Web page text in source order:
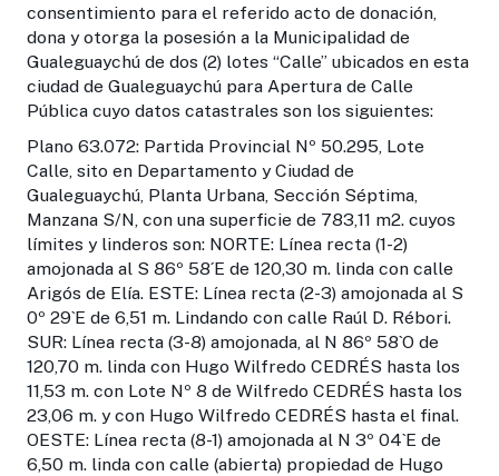
consentimiento para el referido acto de donación,
dona y otorga la posesión a la Municipalidad de
Gualeguaychú de dos (2) lotes “Calle” ubicados en esta
ciudad de Gualeguaychú para Apertura de Calle
Pública cuyo datos catastrales son los siguientes:
Plano 63.072: Partida Provincial Nº 50.295, Lote
Calle, sito en Departamento y Ciudad de
Gualeguaychú, Planta Urbana, Sección Séptima,
Manzana S/N, con una superficie de 783,11 m2. cuyos
límites y linderos son: NORTE: Línea recta (1-2)
amojonada al S 86º 58´E de 120,30 m. linda con calle
Arigós de Elía. ESTE: Línea recta (2-3) amojonada al S
0º 29`E de 6,51 m. Lindando con calle Raúl D. Rébori.
SUR: Línea recta (3-8) amojonada, al N 86º 58`O de
120,70 m. linda con Hugo Wilfredo CEDRÉS hasta los
11,53 m. con Lote Nº 8 de Wilfredo CEDRÉS hasta los
23,06 m. y con Hugo Wilfredo CEDRÉS hasta el final.
OESTE: Línea recta (8-1) amojonada al N 3º 04`E de
6,50 m. linda con calle (abierta) propiedad de Hugo